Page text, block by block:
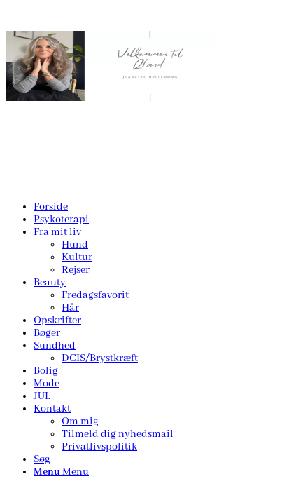
Forside
Psykoterapi
Fra mit liv
Hund
Kultur
Rejser
Beauty
Fredagsfavorit
Hår
Opskrifter
Bøger
Sundhed
DCIS/Brystkræft
Bolig
Mode
JUL
Kontakt
Om mig
Tilmeld dig nyhedsmail
Privatlivspolitik
Søg
MenuMenu